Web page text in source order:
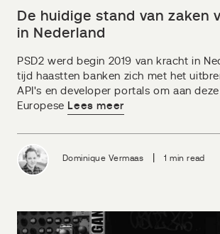
De huidige stand van zaken
in Nederland
PSD2 werd begin 2019 van kracht in
tijd haastten banken zich met het
API's en developer portals om aan
Europese Lees meer
Dominique Vermaas 1 min read